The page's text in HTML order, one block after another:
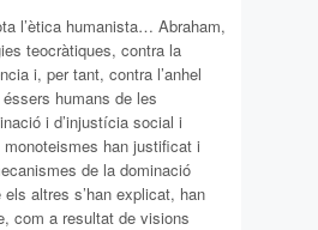
l’ètica humanista… Abraham,
teocràtiques, contra la
i, per tant, contra l’anhel
humans de les
i d’injustícia social i
han justificat i
de la dominació
els altres s’han explicat, han
com a resultat de visions